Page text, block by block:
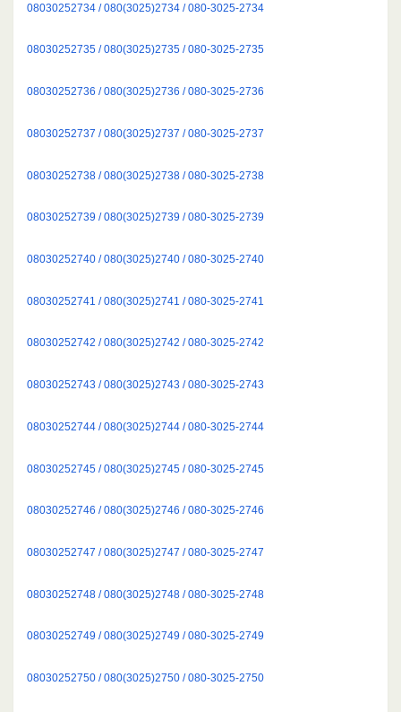
08030252734 / 080(3025)2734 / 080-3025-2734
08030252735 / 080(3025)2735 / 080-3025-2735
08030252736 / 080(3025)2736 / 080-3025-2736
08030252737 / 080(3025)2737 / 080-3025-2737
08030252738 / 080(3025)2738 / 080-3025-2738
08030252739 / 080(3025)2739 / 080-3025-2739
08030252740 / 080(3025)2740 / 080-3025-2740
08030252741 / 080(3025)2741 / 080-3025-2741
08030252742 / 080(3025)2742 / 080-3025-2742
08030252743 / 080(3025)2743 / 080-3025-2743
08030252744 / 080(3025)2744 / 080-3025-2744
08030252745 / 080(3025)2745 / 080-3025-2745
08030252746 / 080(3025)2746 / 080-3025-2746
08030252747 / 080(3025)2747 / 080-3025-2747
08030252748 / 080(3025)2748 / 080-3025-2748
08030252749 / 080(3025)2749 / 080-3025-2749
08030252750 / 080(3025)2750 / 080-3025-2750